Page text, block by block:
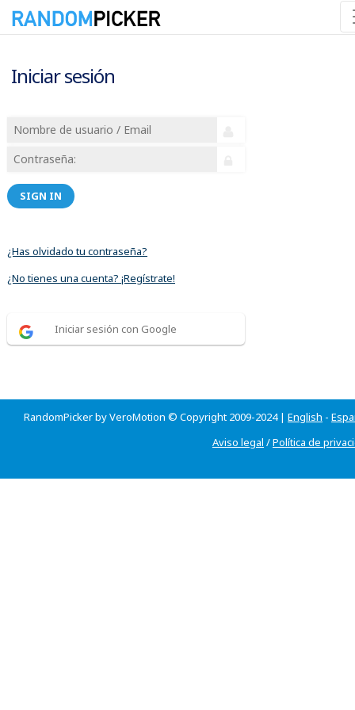
Iniciar sesión
SIGN IN
¿Has olvidado tu contraseña?
¿No tienes una cuenta? ¡Regístrate!
Iniciar sesión con Google
RandomPicker by VeroMotion © Copyright 2009-2024 | English -
Aviso legal /Política de